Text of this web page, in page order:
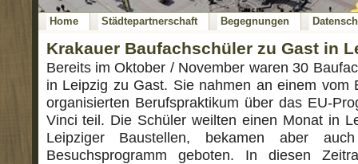
Home Städtepartnerschaft Begegnungen
Krakauer Baufachschüler zu Gast in
Bereits im Oktober / November waren 30
in Leipzig zu Gast. Sie nahmen an einem vom
organisierten Berufspraktikum über das EU-
Vinci teil. Die Schüler weilten einen Monat in
Leipziger Baustellen, bekamen aber
Besuchsprogramm geboten. In diesen